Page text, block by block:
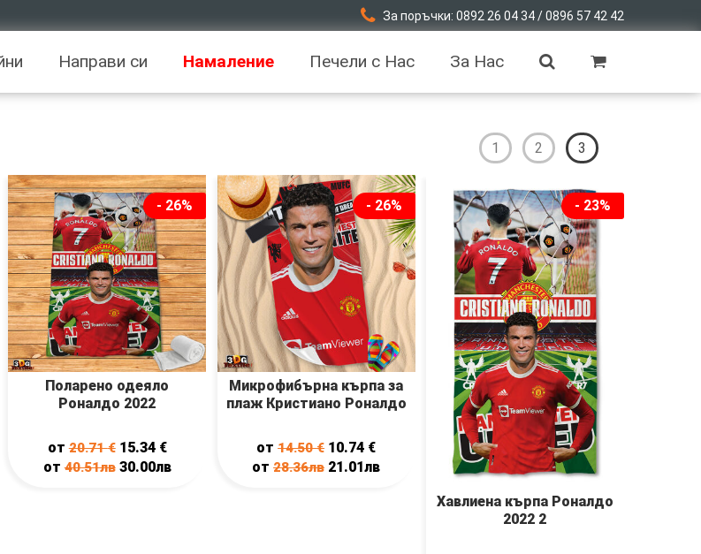
За поръчки: 0892 26 04 34 / 0896 57 42 42
Направи си Намаление Печели с Нас За Нас
1 2 3
- 26%
Поларено одеяло
Роналдо 2022
от20.71€ 15.34 €
от40.51лв 30.00лв
- 26%
Mикрофибърна кърпа за
плаж Кристиано Роналдо
от14.50€ 10.74 €
от28.36лв 21.01лв
- 23%
Хавлиена кърпа Роналдо
2022 2